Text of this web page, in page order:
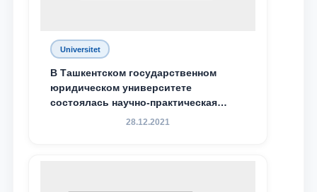
Universitet
В Ташкентском государственном
юридическом университете
состоялась научно-практическая
конференция магистрантов
28.12.2021